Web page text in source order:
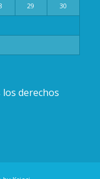
29 30
derechos